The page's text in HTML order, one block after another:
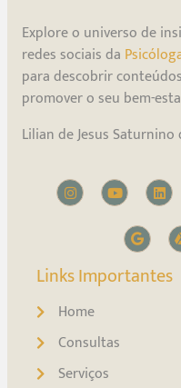
Explore o universo de
redes sociais da
para descobrir
promover o seu bem-
Lilian de Jesus Saturnino
Links Importantes
Home
Consultas
Serviços